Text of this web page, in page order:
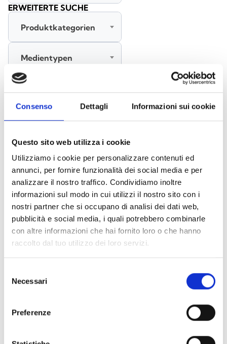
Consenso Dettagli Informazioni sui cookie
Questo sito web utilizza i cookie
Utilizziamo i cookie per personalizzare contenuti ed
annunci, per fornire funzionalità dei social media e per
analizzare il nostro traffico. Condividiamo inoltre
informazioni sul modo in cui utilizzi il nostro sito con i
nostri partner che si occupano di analisi dei dati web,
pubblicità e social media, i quali potrebbero combinarle
con altre informazioni che hai fornito loro o che hanno
raccolto dal tuo utilizzo dei loro servizi.
delNecessari
Preferenze
Zubehör für EB00-Meldersockel - Materialien(47)
Dokumente (6992)
Alle auswählen
Melden Sie sich an, bevor Sie Inhalte über das Symbol
herunterladen lock
ERWEITERTE SUCHE
Produktkategorien
Medientypen